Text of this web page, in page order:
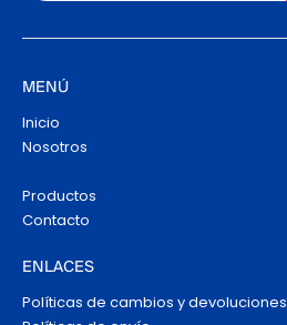
MENÚ
Inicio
Nosotros
Productos
Contacto
ENLACES
Políticas de cambios y devoluciones